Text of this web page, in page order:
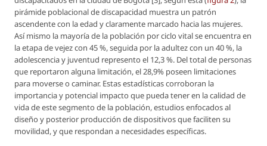
pirámide poblacional de discapacidad muestra un patrón
ascendente con la edad y claramente marcado hacia las mujeres.
Así mismo la mayoría de la población por ciclo vital se encuentra en
la etapa de vejez con 45 %, seguida por la adultez con un 40 %, la
adolescencia y juventud represento el 12,3 %. Del total de personas
que reportaron alguna limitación, el 28,9% poseen limitaciones
para moverse o caminar. Estas estadísticas corroboran la
importancia y potencial impacto que pueda tener en la calidad de
vida de este segmento de la población, estudios enfocados al
diseño y posterior producción de dispositivos que faciliten su
movilidad, y que respondan a necesidades específicas.